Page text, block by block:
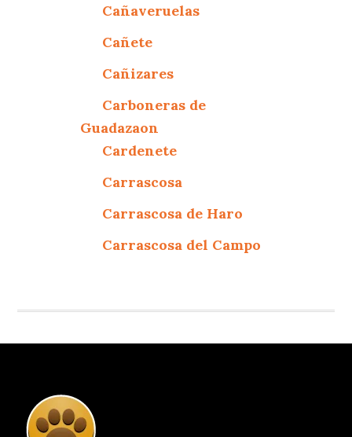
Cañaveruelas
Cañete
Cañizares
Carboneras de
Guadazaon
Cardenete
Carrascosa
Carrascosa de Haro
Carrascosa del Campo